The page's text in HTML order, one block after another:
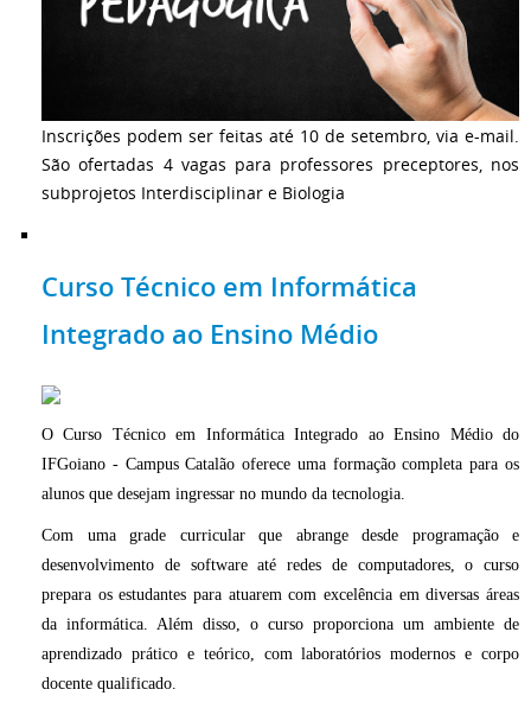
Inscrições podem ser feitas até 10 de setembro, via e-mail.
São ofertadas 4 vagas para professores preceptores, nos
subprojetos Interdisciplinar e Biologia
Curso Técnico em Informática
Integrado ao Ensino Médio
O Curso Técnico em Informática Integrado ao Ensino Médio do
IFGoiano - Campus Catalão oferece uma formação completa para os
alunos que desejam ingressar no mundo da tecnologia.
Com uma grade curricular que abrange desde programação e
desenvolvimento de software até redes de computadores, o curso
prepara os estudantes para atuarem com excelência em diversas áreas
da informática. Além disso, o curso proporciona um ambiente de
aprendizado prático e teórico, com laboratórios modernos e corpo
docente qualificado.